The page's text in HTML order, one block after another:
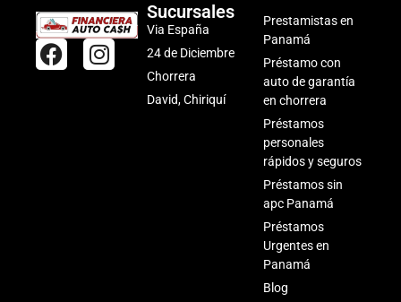
F
a
I
n
Sucursales
Via España
24 de Diciembre
Chorrera
David, Chiriquí
Prestamistas en
Panamá
Préstamo con
auto de garantía
en chorrera
Préstamos
personales
rápidos y seguros
Préstamos sin
apc Panamá
Préstamos
Urgentes en
Panamá
Blog